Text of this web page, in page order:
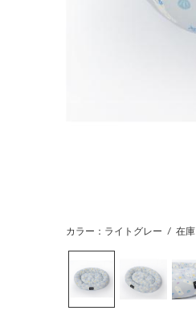
カラー：ライトグレー / 在庫